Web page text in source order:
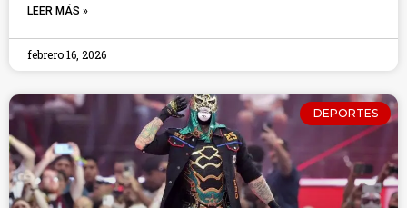
LEER MÁS »
febrero 16, 2026
DEPORTES